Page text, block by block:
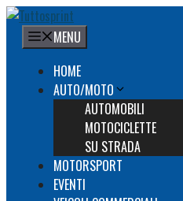
Vai
contenuto
MENU
HOME
AUTO/MOTO
AUTOMOBILI
MOTOCICLETTE
SU STRADA
MOTORSPORT
EVENTI